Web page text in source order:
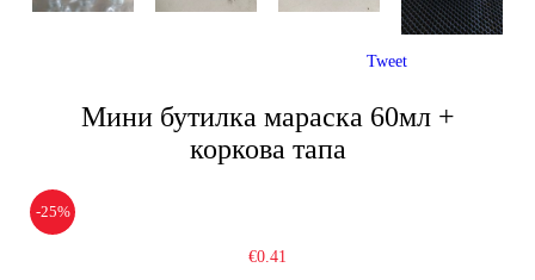
Мини бутилка мараска 60мл +
коркова тапа
-25%
€0.41
Tweet